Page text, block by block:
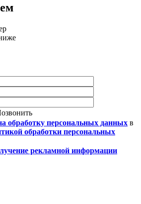
обработку персональных данных в
обработки персональных
рекламной информации